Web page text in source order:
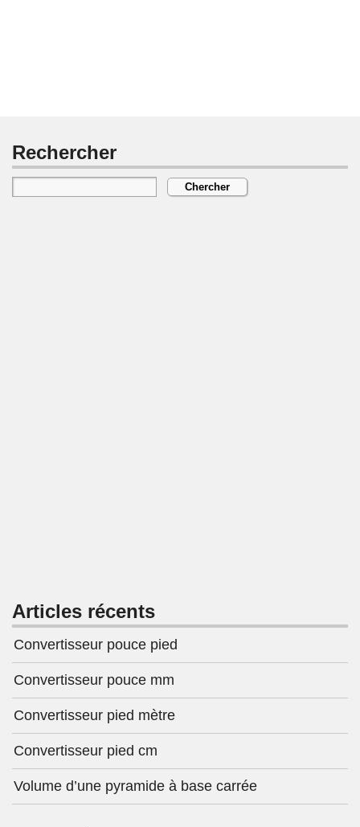
Rechercher
Articles récents
Convertisseur pouce pied
Convertisseur pouce mm
Convertisseur pied mètre
Convertisseur pied cm
Volume d’une pyramide à base carrée